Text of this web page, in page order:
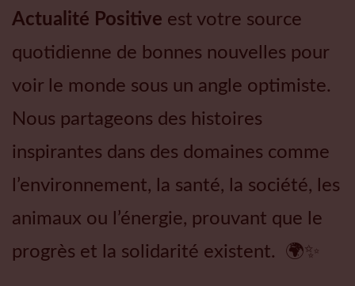
Actualité Positive est votre source
quotidienne de bonnes nouvelles pour
voir le monde sous un angle optimiste.
Nous partageons des histoires
inspirantes dans des domaines comme
l’environnement, la santé, la société, les
animaux ou l’énergie, prouvant que le
progrès et la solidarité existent. 🌍✨